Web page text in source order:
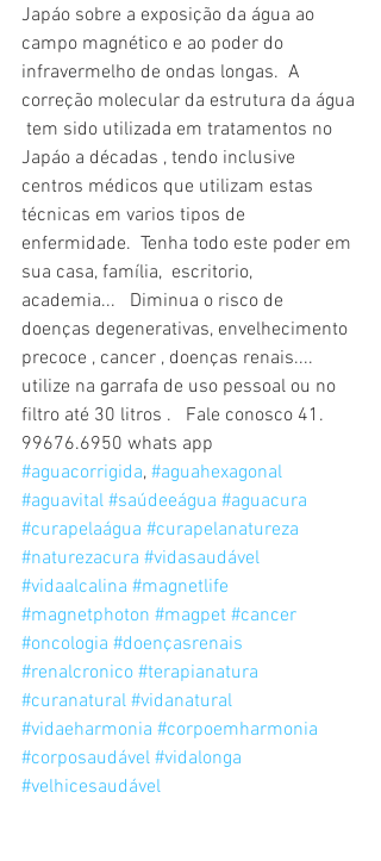
Japáo sobre a exposição da água ao
campo magnético e ao poder do
infravermelho de ondas longas.  A
correção molecular da estrutura da água
tem sido utilizada em tratamentos no
Japáo a décadas , tendo inclusive
centros médicos que utilizam estas
técnicas em varios tipos de
enfermidade.  Tenha todo este poder em
sua casa, família,  escritorio,
academia...   Diminua o risco de
doenças degenerativas, envelhecimento
precoce , cancer , doenças renais....
utilize na garrafa de uso pessoal ou no
filtro até 30 litros .   Fale conosco 41.
99676.6950 whats app
#aguacorrigida, #aguahexagonal
#aguavital #saúdeeágua #aguacura
#curapelaágua #curapelanatureza
#naturezacura #vidasaudável
#vidaalcalina #magnetlife
#magnetphoton #magpet #cancer
#oncologia #doençasrenais
#renalcronico #terapianatura
#curanatural #vidanatural
#vidaeharmonia #corpoemharmonia
#corposaudável #vidalonga
#velhicesaudável